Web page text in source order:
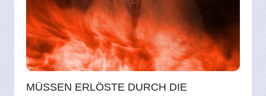
MÜSSEN ERLÖSTE DURCH DIE